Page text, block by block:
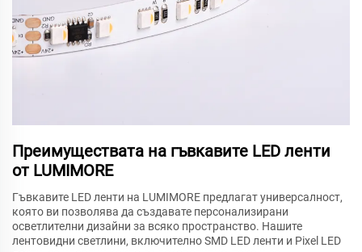
Преимуществата на гъвкавите LED ленти
от LUMIMORE
Гъвкавите LED ленти на LUMIMORE предлагат универсалност,
която ви позволява да създавате персонализирани
осветлителни дизайни за всяко пространство. Нашите
лентовидни светлини, включително SMD LED ленти и Pixel LED